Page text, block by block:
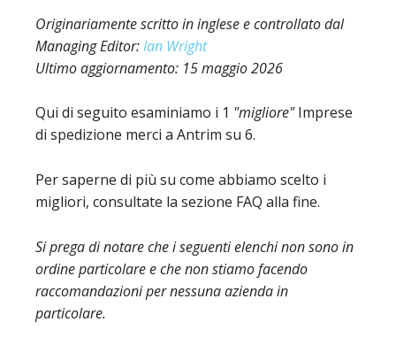
Originariamente scritto in inglese e controllato dal
Managing Editor:Ian Wright
Ultimo aggiornamento: 15 maggio 2026
Qui di seguito esaminiamo i 1 "migliore"Imprese
di spedizione merci a Antrim su 6.
Per saperne di più su come abbiamo scelto i
migliori, consultate la sezione FAQ alla fine.
Si prega di notare che i seguenti elenchi non sono in
ordine particolare e che non stiamo facendo
raccomandazioni per nessuna azienda in
particolare.